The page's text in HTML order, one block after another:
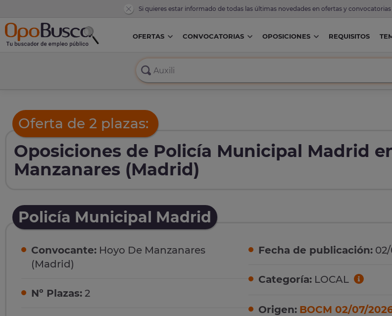
Si quieres estar informado de todas las últimas novedades en ofertas y
OFERTAS CONVOCATORIAS OPOSICIONES REQUISITOS
Oferta de 2 plazas:
Oposiciones de Policía Municipal Madrid
Manzanares (Madrid)
Policía Municipal Madrid
Convocante: Hoyo De Manzanares
(Madrid)
Nº Plazas: 2
Fecha de publicación:
Categoría: LOCAL
Origen: BOCM 02/07/